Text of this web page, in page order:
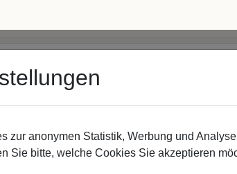
Gardinenschienen
aus Metall in 20 mm
Optik
zur anonymen Statistik, Werbung und
Einstellungen